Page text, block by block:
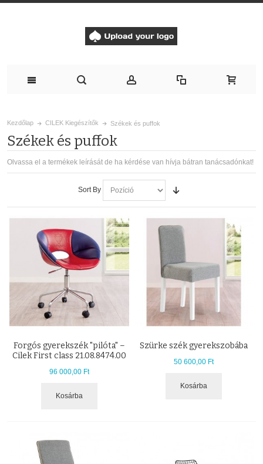
Kezdőlap CILEK Kiegészítők Székek és puffok
Székek és puffok
Olvassa el a termékek leírását de ha kérdése van hívja bátran tanácsadónkat!
Sort By
Forgós gyerekszék "pilóta" –
Cilek First class 21.08.8474.00
96 000,00 Ft
Kosárba
Szürke szék gyerekszobába
50 600,00 Ft
Kosárba